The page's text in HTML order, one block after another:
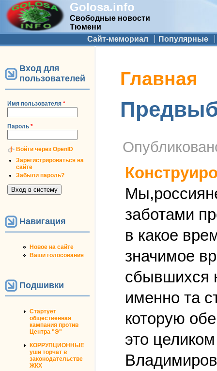
Golosa.info
Свободные новости
Тюмени
Дополнительное меню
Сайт-мемориал Популярные
Вход для
пользователей
Имя пользователя *
Пароль *
Войти через OpenID
Зарегистрироваться на
сайте
Забыли пароль?
Навигация
Новое на сайте
Ваши голосования
Подшивки
Стартует
общественная
кампания против
Центра "Э"
КОРРУПЦИОННЫЕ
уши торчат в
законодательстве
ЖКХ
Вы здесь
Главная
заботами
в какое
значимое
сбывшихся
именно та
которую
это